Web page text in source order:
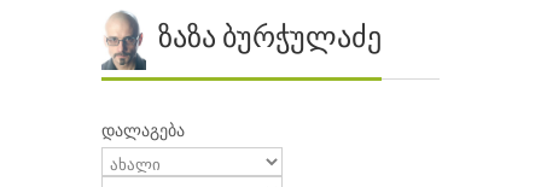
ავტორები
გამომცემლობები
ზაზა ბურჭულაძე
დალაგება